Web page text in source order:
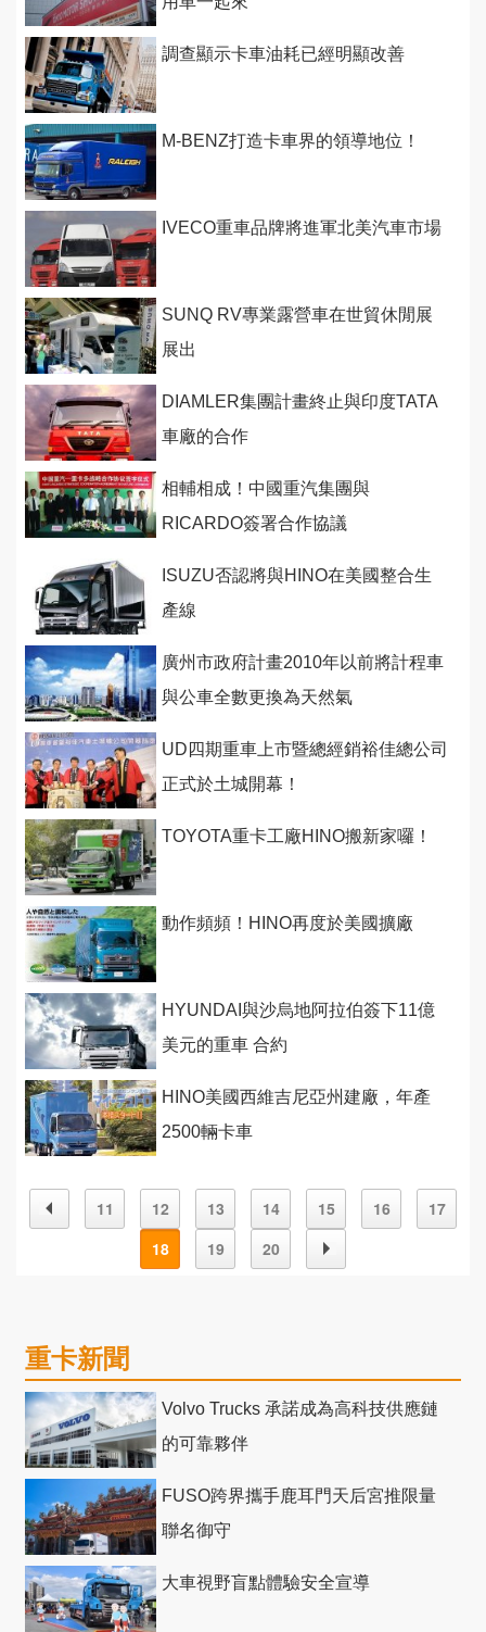
調查顯示卡車油耗已經明顯改善
M-BENZ打造卡車界的領導地位！
IVECO重車品牌將進軍北美汽車市場
SUNQ RV專業露營車在世貿休閒展
展出
DIAMLER集團計畫終止與印度TATA
車廠的合作
相輔相成！中國重汽集團與
RICARDO簽署合作協議
ISUZU否認將與HINO在美國整合生
產線
廣州市政府計畫2010年以前將計程車
與公車全數更換為天然氣
UD四期重車上市暨總經銷裕佳總公司
正式於土城開幕！
TOYOTA重卡工廠HINO搬新家囉！
動作頻頻！HINO再度於美國擴廠
HYUNDAI與沙烏地阿拉伯簽下11億
美元的重車 合約
HINO美國西維吉尼亞州建廠，年產
2500輛卡車
11 12 13 14 15 16
17
18
19 20
重卡新聞
Volvo Trucks 承諾成為高科技供應鏈
的可靠夥伴
FUSO跨界攜手鹿耳門天后宮推限量
聯名御守
大車視野盲點體驗安全宣導